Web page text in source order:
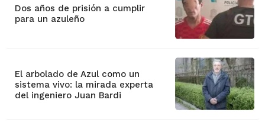
Dos años de prisión a cumplir
para un azuleño
El arbolado de Azul como un
sistema vivo: la mirada experta
del ingeniero Juan Bardi